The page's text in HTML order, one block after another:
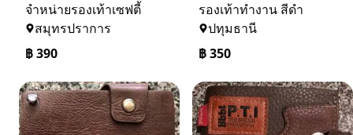
จำหน่ายรองเท้าเซฟตี้
สมุทรปราการ
฿390
รองเท้าทำงาน สีดำ
ปทุมธานี
฿350